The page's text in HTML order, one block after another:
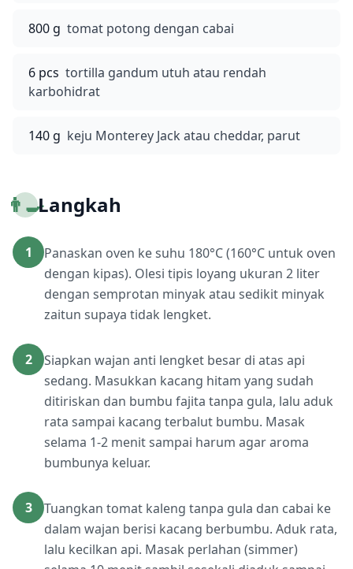
800 g tomat potong dengan cabai
6 pcs tortilla gandum utuh atau rendah
karbohidrat
140 g keju Monterey Jack atau cheddar, parut
👨‍🍳Langkah
1
Panaskan oven ke suhu 180°C (160°C untuk oven
dengan kipas). Olesi tipis loyang ukuran 2 liter
dengan semprotan minyak atau sedikit minyak
zaitun supaya tidak lengket.
2
Siapkan wajan anti lengket besar di atas api
sedang. Masukkan kacang hitam yang sudah
ditiriskan dan bumbu fajita tanpa gula, lalu aduk
rata sampai kacang terbalut bumbu. Masak
selama 1-2 menit sampai harum agar aroma
bumbunya keluar.
3
Tuangkan tomat kaleng tanpa gula dan cabai ke
dalam wajan berisi kacang berbumbu. Aduk rata,
lalu kecilkan api. Masak perlahan (simmer)